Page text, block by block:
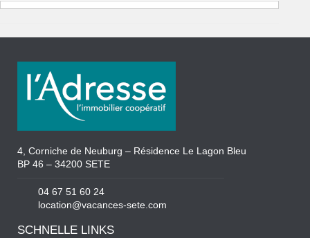
4, Corniche de Neuburg – Résidence Le Lagon Bleu
BP 46 – 34200 SETE
04 67 51 60 24
location@vacances-sete.com
SCHNELLE LINKS